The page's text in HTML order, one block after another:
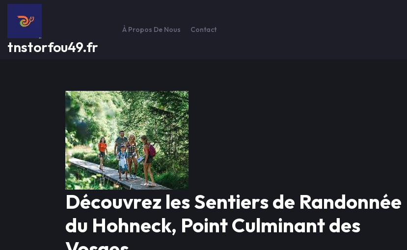
Passer
contenu
tnstorfou49.fr
À Propos De Nous Contact
Découvrez les Sentiers de Randonnée
du Hohneck, Point Culminant des